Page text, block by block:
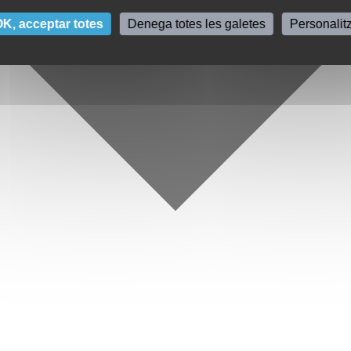
acceptar totes Denega totes les galetes